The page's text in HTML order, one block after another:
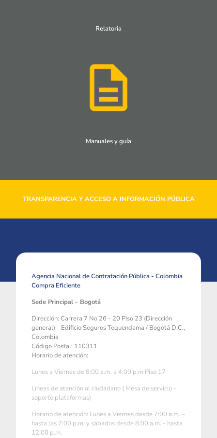
Relatoria
Manuales y guía
TRANSPARENCIA Y ACCESO A INFORMACIÓN PÚBLICA
Agencia Nacional de Contratación Pública - Colombia
Compra Eficiente
Sede Principal - Bogotá
Dirección: Carrera 7 No 26 - 20 Piso 23 (Dirección
general) - Edificio Seguros Tequendama / Bogotá D.C.,
Colombia
Código Postal: 110311
Horario de atención:
Lunes a Viernes de 8:00 a.m. a 4:00 p.m Piso 17
Líneas de atención al ciudadano ( Mesa de servicio -
soporte plataformas)
Horario de atención: Lunes a Viernes desde 7:00 a.m. –
hasta las 7:00 p.m. y sábados desde 8:00 a.m. - hasta
12:00 p.m.